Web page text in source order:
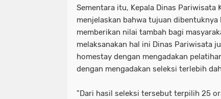
Sementara itu, Kepala Dinas Pariwisata
menjelaskan bahwa tujuan
memberikan nilai tambah bagi
melaksanakan hal ini Dinas Pariwisata
homestay dengan mengadakan
dengan mengadakan seleksi terlebih
"Dari hasil seleksi tersebut terpilih 25